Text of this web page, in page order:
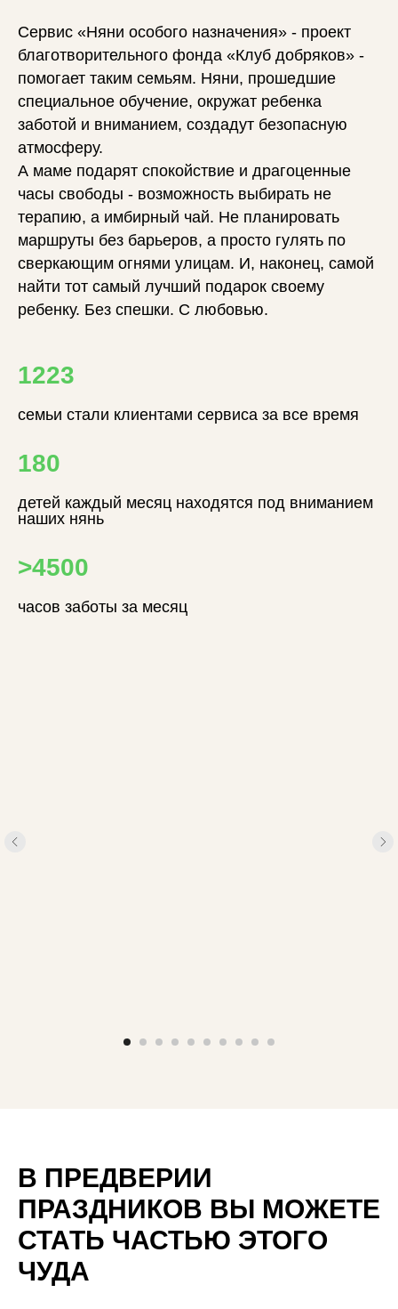
Сервис «Няни особого назначения» - проект
благотворительного фонда «Клуб добряков» -
помогает таким семьям. Няни, прошедшие
специальное обучение, окружат ребенка
заботой и вниманием, создадут безопасную
атмосферу.
А маме подарят спокойствие и драгоценные
часы свободы - возможность выбирать не
терапию, а имбирный чай. Не планировать
маршруты без барьеров, а просто гулять по
сверкающим огнями улицам. И, наконец, самой
найти тот самый лучший подарок своему
ребенку. Без спешки. С любовью.
1223
семьи стали клиентами сервиса за все время
180
детей каждый месяц находятся под вниманием
наших нянь
>4500
часов заботы за месяц
В ПРЕДВЕРИИ
ПРАЗДНИКОВ ВЫ МОЖЕТЕ
СТАТЬ ЧАСТЬЮ ЭТОГО
ЧУДА